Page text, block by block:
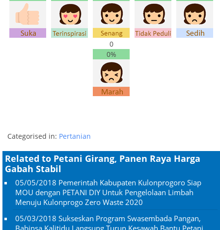
0
0%
Categorised in: Pertanian
Related to Petani Girang, Panen Raya Harga
Gabah Stabil
05/05/2018 Pemerintah Kabupaten Kulonprogoro Siap
MOU dengan PETANI DIY Untuk Pengelolaan Limbah
Menuju Kulonprogo Zero Waste 2020
05/03/2018 Sukseskan Program Swasembada Pangan,